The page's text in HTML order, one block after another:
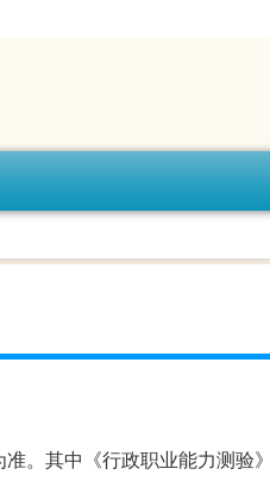
。其中《行政职业能力测验